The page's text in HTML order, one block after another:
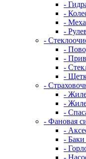
-
-
-
-
-
-
-
-
-
-
-
-
-
- Фановая
-
-
-
-